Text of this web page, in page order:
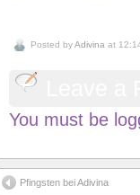
Posted byAdivina at
You must be
Pfingsten bei Adivina